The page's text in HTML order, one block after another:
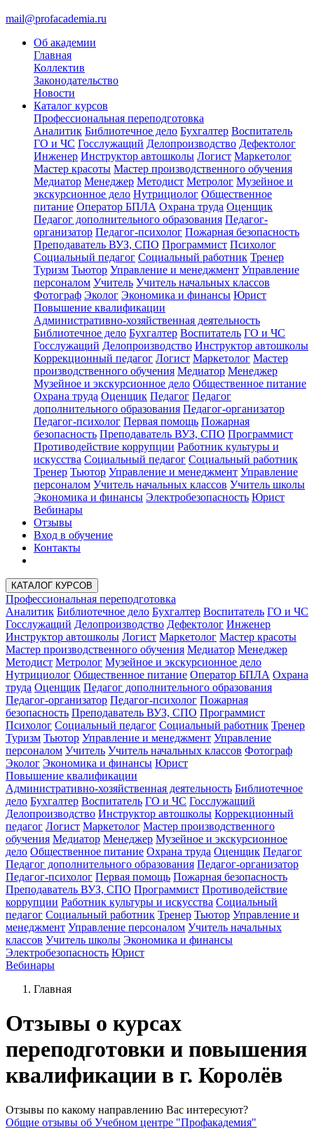
mail@profacademia.ru
Об академии
Главная
Коллектив
Законодательство
Новости
Каталог курсов
Профессиональная переподготовка
Аналитик Библиотечное дело Бухгалтер Воспитатель
ГО и ЧС Госслужащий Делопроизводство Дефектолог
Инженер Инструктор автошколы Логист Маркетолог
Мастер красоты Мастер производственного обучения
Медиатор Менеджер Методист Метролог Музейное и
экскурсионное дело Нутрициолог Общественное
питание Оператор БПЛА Охрана труда Оценщик
Педагог дополнительного образования Педагог-
организатор Педагог-психолог Пожарная безопасность
Преподаватель ВУЗ, СПО Программист Психолог
Социальный педагог Социальный работник Тренер
Туризм Тьютор Управление и менеджмент Управление
персоналом Учитель Учитель начальных классов
Фотограф Эколог Экономика и финансы Юрист
Повышение квалификации
Административно-хозяйственная деятельность
Библиотечное дело Бухгалтер Воспитатель ГО и ЧС
Госслужащий Делопроизводство Инструктор автошколы
Коррекционный педагог Логист Маркетолог Мастер
производственного обучения Медиатор Менеджер
Музейное и экскурсионное дело Общественное питание
Охрана труда Оценщик Педагог Педагог
дополнительного образования Педагог-организатор
Педагог-психолог Первая помощь Пожарная
безопасность Преподаватель ВУЗ, СПО Программист
Противодействие коррупции Работник культуры и
искусства Социальный педагог Социальный работник
Тренер Тьютор Управление и менеджмент Управление
персоналом Учитель начальных классов Учитель школы
Экономика и финансы Электробезопасность Юрист
Вебинары
Отзывы
Вход в обучение
Контакты
КАТАЛОГ КУРСОВ
Профессиональная переподготовка
Аналитик Библиотечное дело Бухгалтер Воспитатель ГО и ЧС
Госслужащий Делопроизводство Дефектолог Инженер
Инструктор автошколы Логист Маркетолог Мастер красоты
Мастер производственного обучения Медиатор Менеджер
Методист Метролог Музейное и экскурсионное дело
Нутрициолог Общественное питание Оператор БПЛА Охрана
труда Оценщик Педагог дополнительного образования
Педагог-организатор Педагог-психолог Пожарная
безопасность Преподаватель ВУЗ, СПО Программист
Психолог Социальный педагог Социальный работник Тренер
Туризм Тьютор Управление и менеджмент Управление
персоналом Учитель Учитель начальных классов Фотограф
Эколог Экономика и финансы Юрист
Повышение квалификации
Административно-хозяйственная деятельность Библиотечное
дело Бухгалтер Воспитатель ГО и ЧС Госслужащий
Делопроизводство Инструктор автошколы Коррекционный
педагог Логист Маркетолог Мастер производственного
обучения Медиатор Менеджер Музейное и экскурсионное
дело Общественное питание Охрана труда Оценщик Педагог
Педагог дополнительного образования Педагог-организатор
Педагог-психолог Первая помощь Пожарная безопасность
Преподаватель ВУЗ, СПО Программист Противодействие
коррупции Работник культуры и искусства Социальный
педагог Социальный работник Тренер Тьютор Управление и
менеджмент Управление персоналом Учитель начальных
классов Учитель школы Экономика и финансы
Электробезопасность Юрист
Вебинары
Главная
Отзывы о курсах
переподготовки и повышения
квалификации в г. Королёв
Отзывы по какому направлению Вас интересуют?
Общие отзывы об Учебном центре "Профакадемия"